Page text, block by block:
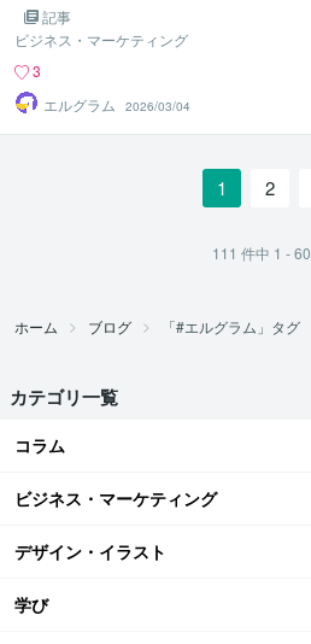
記事
ビジネス・マーケティング
3
エルグラム
2026/03/04
1 2
111 件中 1 - 60
ホーム ブログ 「#エルグラム」タグ
カテゴリ一覧
コラム
ビジネス・マーケティング
デザイン・イラスト
学び